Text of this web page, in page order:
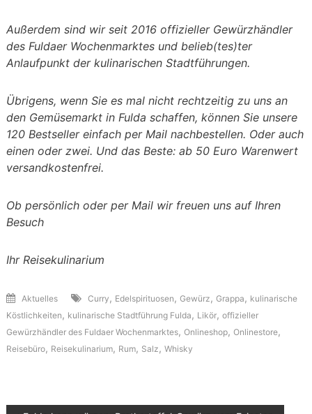
Außerdem sind wir seit 2016 offizieller Gewürzhändler
des Fuldaer Wochenmarktes und belieb(tes)ter
Anlaufpunkt der kulinarischen Stadtführungen.
Übrigens, wenn Sie es mal nicht rechtzeitig zu uns an
den Gemüsemarkt in Fulda schaffen, können Sie unsere
120 Bestseller einfach per Mail nachbestellen. Oder auch
einen oder zwei. Und das Beste: ab 50 Euro Warenwert
versandkostenfrei.
Ob persönlich oder per Mail wir freuen uns auf Ihren
Besuch
Ihr Reisekulinarium
Aktuelles Curry , Edelspirituosen , Gewürz , Grappa , kulinarische
Köstlichkeiten , kulinarische Stadtführung Fulda , Likör, offizieller
Gewürzhändler des Fuldaer Wochenmarktes, Onlineshop, Onlinestore,
Reisebüro, Reisekulinarium, Rum, Salz , Whisky